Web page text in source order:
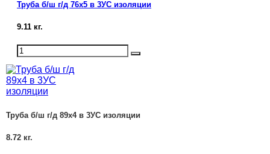
Труба б/ш г/д 76х5 в 3УС изоляции
9.11 кг.
Труба б/ш г/д 89х4 в 3УС изоляции
8.72 кг.